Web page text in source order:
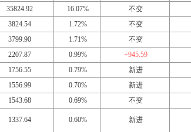
35824.92 16.07% 不变
3824.54 1.72% 不变
3799.90 1.71% 不变
2207.87 0.99% +945.59
1756.55 0.79% 新进
1556.99 0.70% 新进
1543.68 0.69% 不变
1337.64 0.60% 新进